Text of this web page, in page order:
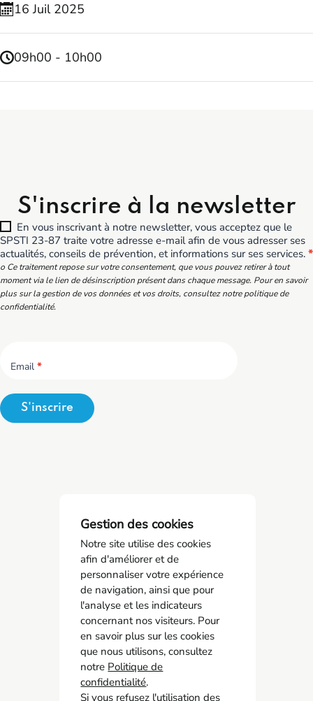
16 Juil 2025
09h00 - 10h00
S'inscrire à la newsletter
En vous inscrivant à notre newsletter, vous acceptez que le
SPSTI 23-87 traite votre adresse e-mail afin de vous adresser ses
actualités, conseils de prévention, et informations sur ses services. *
o Ce traitement repose sur votre consentement, que vous pouvez retirer à tout
moment via le lien de désinscription présent dans chaque message. Pour en savoir
plus sur la gestion de vos données et vos droits, consultez notre politique de
confidentialité.
Email *
S'inscrire
SPSTI 23/87
05 55 77 65 63
contact@spsti23-87.fr
Accès rapide
Contact
Gestion des cookies
Notre site utilise des cookies
afin d'améliorer et de
personnaliser votre expérience
de navigation, ainsi que pour
l'analyse et les indicateurs
concernant nos visiteurs. Pour
en savoir plus sur les cookies
que nous utilisons, consultez
notre Politique de
confidentialité.
Si vous refusez l'utilisation des